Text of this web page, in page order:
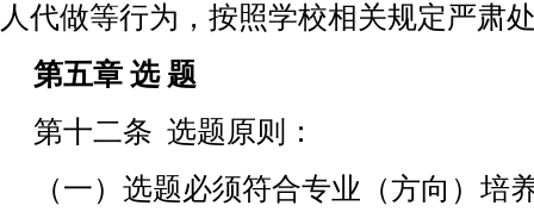
人代做等行为，按照学校相关规定严肃
第五章 选 题
第十二条 选题原则：
（一）选题必须符合专业（方向）培